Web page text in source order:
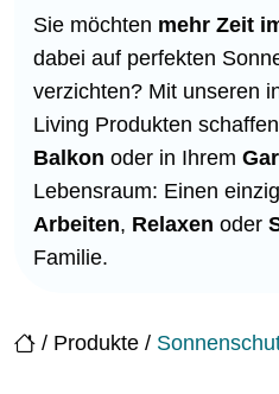
/ Produkte /
Sie möchten mehr Zeit
dabei auf perfekten
verzichten? Mit unseren
Living Produkten
Balkon oder in Ihrem
Lebensraum: Einen
Arbeiten, Relaxen oder
Familie.